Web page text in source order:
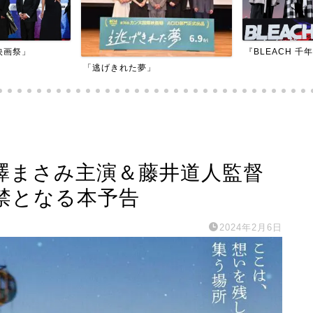
『BLEACH 千年血戦篇-訣別譚-』 『アダマン号
まさみ主演＆藤井道人監督
となる本予告
2024年2月6日